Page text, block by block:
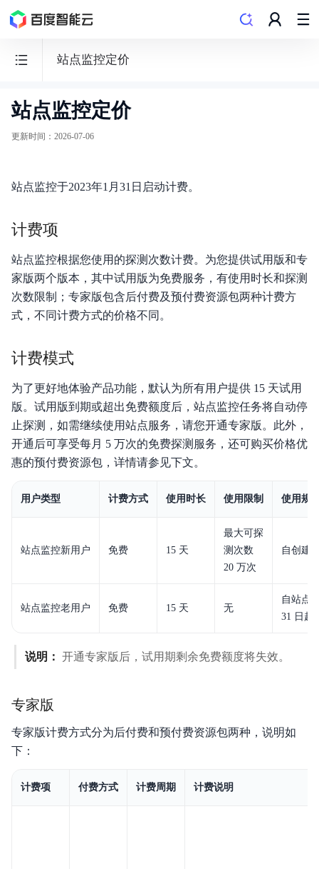
站点监控定价
云
监
功能发布记录
产品公告
产品描述
操作指南
API
Python-SDK
典型实践
站点监控定价
更新时间 ： 2026-07-06
站点监控于2023年1月31日启动计费。
计费项
站点监控根据您使用的探测次数计费。为您提供试用版和专
家版两个版本，其中试用版为免费服务，有使用时长和探测
次数限制；专家版包含后付费及预付费资源包两种计费方
式，不同计费方式的价格不同。
计费模式
为了更好地体验产品功能，默认为所有用户提供 15 天试用
版。试用版到期或超出免费额度后，站点监控任务将自动停
止探测，如需继续使用站点服务，请您开通专家版。此外，
开通后可享受每月 5 万次的免费探测服务，还可购买价格优
惠的预付费资源包，详情请参见下文。
用户类型 计费方式 使用时长 使用限制 使用规
站点监控新用户 免费 15 天
最大可探
测次数
20 万次
自创建
站点监控老用户 免费 15 天 无
自站点
31 日起
说明： 开通专家版后，试用期剩余免费额度将失效。
专家版
专家版计费方式分为后付费和预付费资源包两种，说明如
下：
计费项 付费方式 计费周期 计费说明